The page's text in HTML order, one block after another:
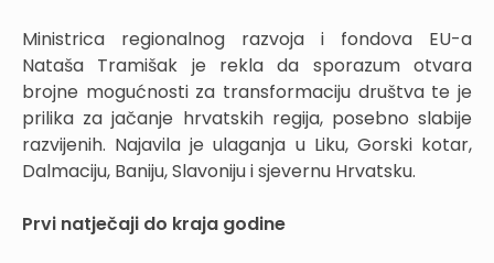
Ministrica regionalnog razvoja i fondova EU-a
Nataša Tramišak je rekla da sporazum otvara
brojne mogućnosti za transformaciju društva te je
prilika za jačanje hrvatskih regija, posebno slabije
razvijenih. Najavila je ulaganja u Liku, Gorski kotar,
Dalmaciju, Baniju, Slavoniju i sjevernu Hrvatsku.
Prvi natječaji do kraja godine